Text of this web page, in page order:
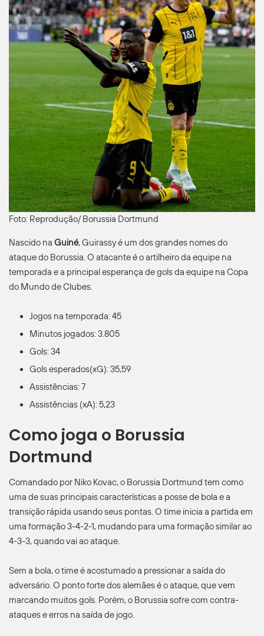
Foto: Reprodução/ Borussia Dortmund
Nascido na Guiné, Guirassy é um dos grandes nomes do
ataque do Borussia. O atacante é o artilheiro da equipe na
temporada e a principal esperança de gols da equipe na Copa
do Mundo de Clubes.
Jogos na temporada: 45
Minutos jogados: 3.805
Gols: 34
Gols esperados(xG): 35,59
Assistências: 7
Assistências (xA): 5,23
Como joga o Borussia
Dortmund
Comandado por Niko Kovac, o Borussia Dortmund tem como
uma de suas principais características a posse de bola e a
transição rápida usando seus pontas. O time inicia a partida em
uma formação 3-4-2-1, mudando para uma formação similar ao
4-3-3, quando vai ao ataque.
Sem a bola, o time é acostumado a pressionar a saída do
adversário. O ponto forte dos alemães é o ataque, que vem
marcando muitos gols. Porém, o Borussia sofre com contra-
ataques e erros na saída de jogo.